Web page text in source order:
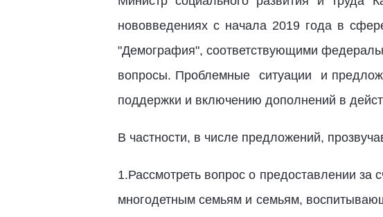
нововведениях с начала 2019 года в
"Демография", соответствующими
вопросы. Проблемные ситуации и
поддержки и включению дополнений в
В частности, в числе предложений,
1.Рассмотреть вопрос о предоставлении
многодетным семьям и семьям,